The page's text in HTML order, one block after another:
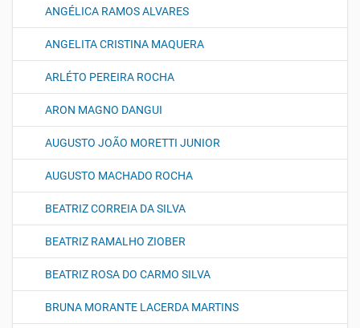
ANGÉLICA RAMOS ALVARES
ANGELITA CRISTINA MAQUERA
ARLÉTO PEREIRA ROCHA
ARON MAGNO DANGUI
AUGUSTO JOÃO MORETTI JUNIOR
AUGUSTO MACHADO ROCHA
BEATRIZ CORREIA DA SILVA
BEATRIZ RAMALHO ZIOBER
BEATRIZ ROSA DO CARMO SILVA
BRUNA MORANTE LACERDA MARTINS